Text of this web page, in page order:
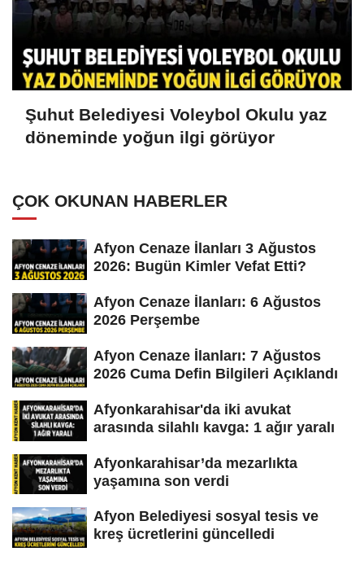
Şuhut Belediyesi Voleybol Okulu yaz
döneminde yoğun ilgi görüyor
ÇOK OKUNAN HABERLER
Afyon Cenaze İlanları 3 Ağustos
2026: Bugün Kimler Vefat Etti?
Afyon Cenaze İlanları: 6 Ağustos
2026 Perşembe
Afyon Cenaze İlanları: 7 Ağustos
2026 Cuma Defin Bilgileri Açıklandı
Afyonkarahisar'da iki avukat
arasında silahlı kavga: 1 ağır yaralı
Afyonkarahisar’da mezarlıkta
yaşamına son verdi
Afyon Belediyesi sosyal tesis ve
kreş ücretlerini güncelledi